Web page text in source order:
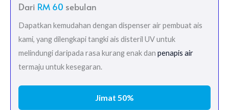
Dari RM 60 sebulan
Dapatkan kemudahan dengan dispenser air pembuat ais
kami, yang dilengkapi tangki ais disteril UV untuk
melindungi daripada rasa kurang enak dan penapis air
termaju untuk kesegaran.
Jimat 50%